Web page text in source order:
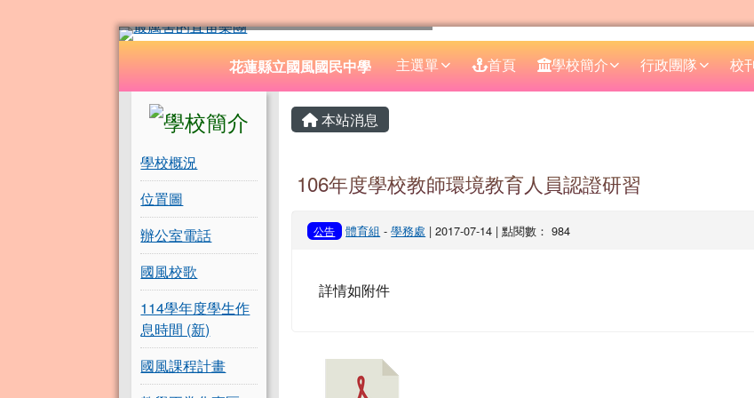
花蓮縣立國風國民中學
導覽列 花蓮縣立國風國民中學 主選單 首頁 學校簡介 行政團隊 校
左邊區域內容
學校概況
位置圖
辦公室電話
國風校歌
114學年度學生作
息時間 (新)
國風課程計畫
主內容區域
本站消息
106年度學校教師環境教育人員認證研習
公告 體育組 -學務處 | 2017-07-14 | 點閱數： 984
詳情如附件
頁尾區域